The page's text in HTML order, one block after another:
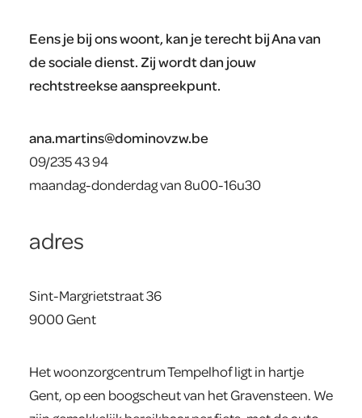
Eens je bij ons woont, kan je terecht bij Ana van
de sociale dienst. Zij wordt dan jouw
rechtstreekse aanspreekpunt.
ana.martins@dominovzw.be
09/235 43 94
maandag-donderdag van 8u00-16u30
adres
Sint-Margrietstraat 36
9000 Gent
Het woonzorgcentrum Tempelhof ligt in hartje
Gent, op een boogscheut van het Gravensteen. We